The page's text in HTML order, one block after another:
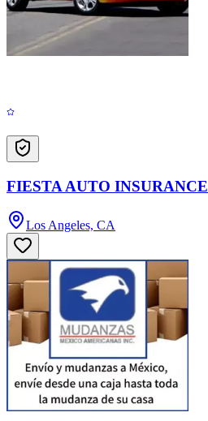
FIESTA AUTO INSURANCE
Los Angeles, CA